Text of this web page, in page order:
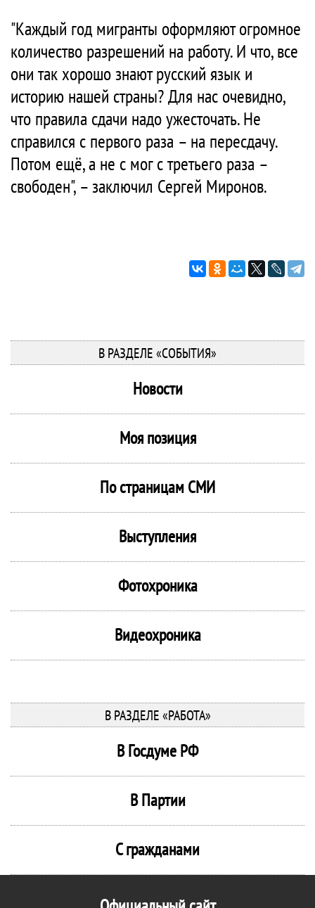
"Каждый год мигранты оформляют огромное
количество разрешений на работу. И что, все
они так хорошо знают русский язык и
историю нашей страны? Для нас очевидно,
что правила сдачи надо ужесточать. Не
справился с первого раза – на пересдачу.
Потом ещё, а не с мог с третьего раза –
свободен", – заключил Сергей Миронов.
В РАЗДЕЛЕ «СОБЫТИЯ»
Новости
Моя позиция
По страницам СМИ
Выступления
Фотохроника
Видеохроника
В РАЗДЕЛЕ «РАБОТА»
В Госдуме РФ
В Партии
С гражданами